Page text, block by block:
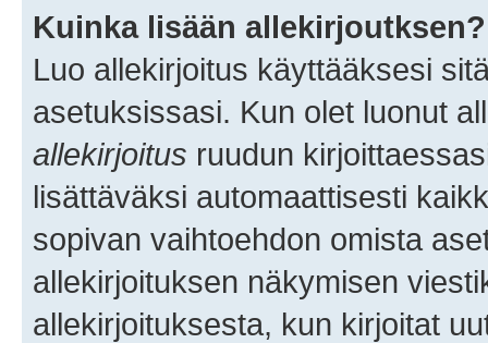
Kuinka lisään allekirjoutksen?
Luo allekirjoitus käyttääksesi
asetuksissasi. Kun olet luonut
allekirjoitus ruudun
lisättäväksi automaattisesti
sopivan vaihtoehdon omista
allekirjoituksen näkymisen
allekirjoituksesta, kun kirjoitat